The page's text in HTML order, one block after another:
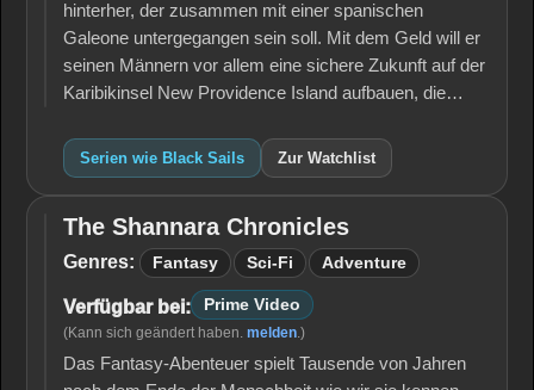
hinterher, der zusammen mit einer spanischen
Galeone untergegangen sein soll. Mit dem Geld will er
seinen Männern vor allem eine sichere Zukunft auf der
Karibikinsel New Providence Island aufbauen, die…
Serien wie Black Sails Zur Watchlist
The
Shannara
Chronicles
The Shannara Chronicles
Genres: Fantasy Sci-Fi Adventure
Verfügbar bei: Prime Video
(Kann sich geändert haben. melden.)
Das Fantasy-Abenteuer spielt Tausende von Jahren